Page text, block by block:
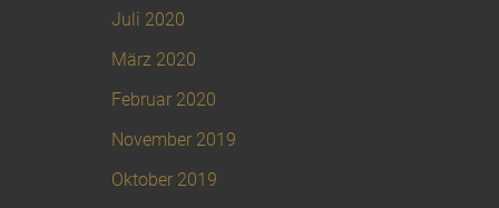
Juli 2020
März 2020
Februar 2020
November 2019
Oktober 2019